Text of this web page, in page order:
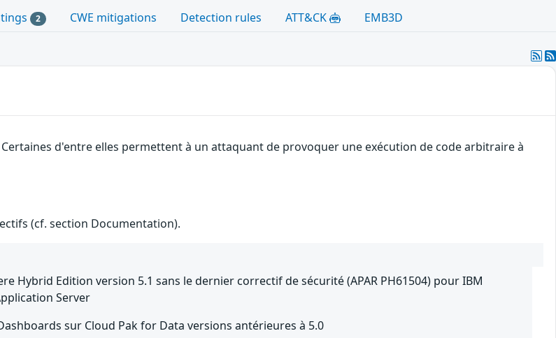
2 CWE mitigations Detection rules ATT&CK EMB3D
d'entre elles permettent à un attaquant de provoquer une exécution de code arbitraire à
(cf. section Documentation).
Hybrid Edition version 5.1 sans le dernier correctif de sécurité (APAR PH61504) pour IBM
Server
sur Cloud Pak for Data versions antérieures à 5.0